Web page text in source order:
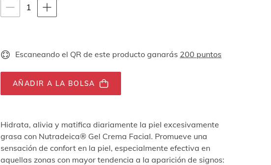
Instrucciones de navegación por teclado
1
unidades
Escaneando el QR de este producto ganarás 200 puntos
AÑADIR A LA BOLSA
Hidrata, alivia y matifica diariamente la piel excesivamente
grasa con Nutradeica® Gel Crema Facial. Promueve una
sensación de confort en la piel, especialmente efectiva en
aquellas zonas con mayor tendencia a la aparición de signos: